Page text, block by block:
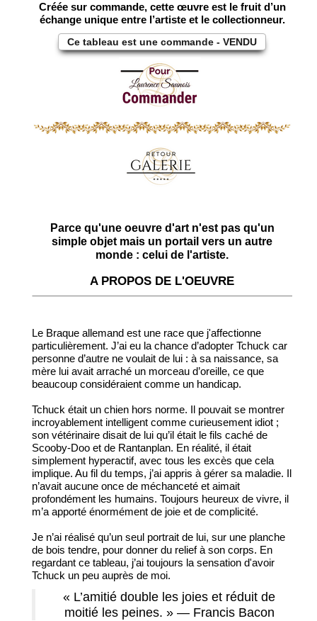
Créée sur commande, cette œuvre est le fruit d’un
échange unique entre l’artiste et le collectionneur.
Ce tableau est une commande - VENDU
Parce qu'une oeuvre d'art n'est pas qu'un
simple objet mais un portail vers un autre
monde : celui de l'artiste.
A PROPOS DE L'OEUVRE
Le Braque allemand est une race que j'affectionne
particulièrement. J’ai eu la chance d’adopter Tchuck car
personne d’autre ne voulait de lui : à sa naissance, sa
mère lui avait arraché un morceau d’oreille, ce que
beaucoup considéraient comme un handicap.
Tchuck était un chien hors norme. Il pouvait se montrer
incroyablement intelligent comme curieusement idiot ;
son vétérinaire disait de lui qu’il était le fils caché de
Scooby-Doo et de Rantanplan. En réalité, il était
simplement hyperactif, avec tous les excès que cela
implique. Au fil du temps, j’ai appris à gérer sa maladie. Il
n’avait aucune once de méchanceté et aimait
profondément les humains. Toujours heureux de vivre, il
m’a apporté énormément de joie et de complicité.
Je n’ai réalisé qu’un seul portrait de lui, sur une planche
de bois tendre, pour donner du relief à son corps. En
regardant ce tableau, j’ai toujours la sensation d'avoir
Tchuck un peu auprès de moi.
« L’amitié double les joies et réduit de
moitié les peines. » — Francis Bacon